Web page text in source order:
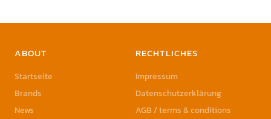
ABOUT
Startseite
Brands
News
RECHTLICHES
Impressum
Datenschutzerklärung
AGB / terms & conditions